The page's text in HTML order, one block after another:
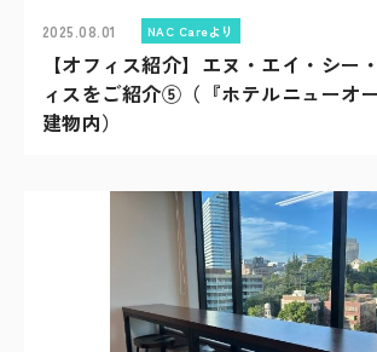
2025.08.01 NAC Careより
【オフィス紹介】エヌ・エイ・シー
ィスをご紹介⑤（『ホテルニューオ
建物内）